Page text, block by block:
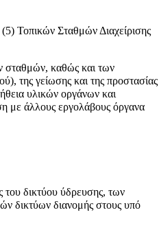
Τοπικών Σταθμών Διαχείρισης
σταθμών, καθώς και των
της γείωσης και της προστασίας
υλικών οργάνων και
με άλλους εργολάβους όργανα
του δικτύου ύδρευσης, των
δικτύων διανομής στους υπό